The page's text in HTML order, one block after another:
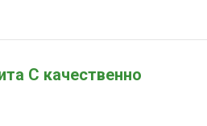
С качественно